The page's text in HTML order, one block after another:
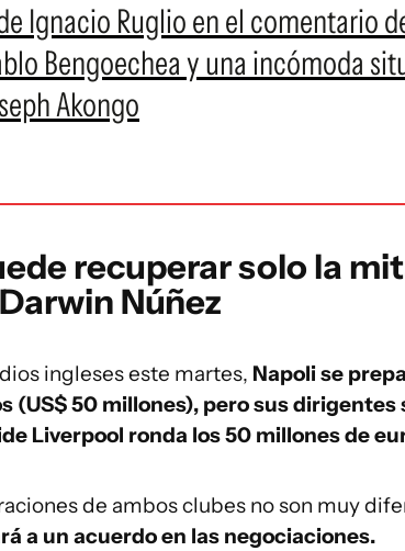
Ignacio Ruglio en el comentario
Bengoechea y una incómoda
Akongo
recuperar solo la
Núñez
ingleses este martes, Napoli se
(US$ 50 millones), pero sus
Liverpool ronda los 50 millones de
de ambos clubes no son muy
a un acuerdo en las negociaciones.